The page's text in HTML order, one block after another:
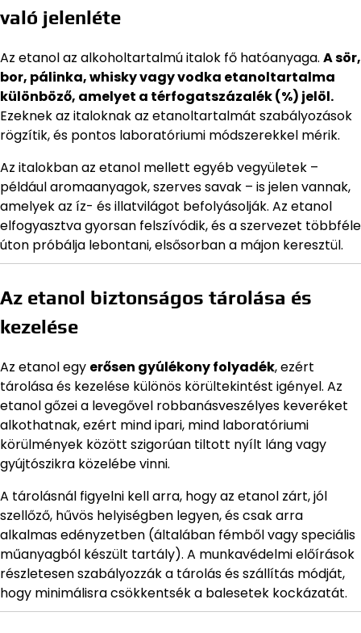
való jelenléte
Az etanol az alkoholtartalmú italok fő hatóanyaga. A sör,
bor, pálinka, whisky vagy vodka etanoltartalma
különböző, amelyet a térfogatszázalék (%) jelöl.
Ezeknek az italoknak az etanoltartalmát szabályozások
rögzítik, és pontos laboratóriumi módszerekkel mérik.
Az italokban az etanol mellett egyéb vegyületek –
például aromaanyagok, szerves savak – is jelen vannak,
amelyek az íz- és illatvilágot befolyásolják. Az etanol
elfogyasztva gyorsan felszívódik, és a szervezet többféle
úton próbálja lebontani, elsősorban a májon keresztül.
Az etanol biztonságos tárolása és
kezelése
Az etanol egy erősen gyúlékony folyadék, ezért
tárolása és kezelése különös körültekintést igényel. Az
etanol gőzei a levegővel robbanásveszélyes keveréket
alkothatnak, ezért mind ipari, mind laboratóriumi
körülmények között szigorúan tiltott nyílt láng vagy
gyújtószikra közelébe vinni.
A tárolásnál figyelni kell arra, hogy az etanol zárt, jól
szellőző, hűvös helyiségben legyen, és csak arra
alkalmas edényzetben (általában fémből vagy speciális
műanyagból készült tartály). A munkavédelmi előírások
részletesen szabályozzák a tárolás és szállítás módját,
hogy minimálisra csökkentsék a balesetek kockázatát.